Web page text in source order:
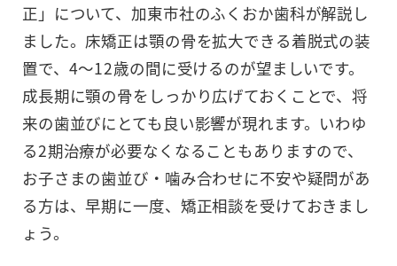
正」について、加東市社のふくおか歯科が解説し
ました。床矯正は顎の骨を拡大できる着脱式の装
置で、4～12歳の間に受けるのが望ましいです。
成長期に顎の骨をしっかり広げておくことで、将
来の歯並びにとても良い影響が現れます。いわゆ
る2期治療が必要なくなることもありますので、
お子さまの歯並び・噛み合わせに不安や疑問があ
る方は、早期に一度、矯正相談を受けておきまし
ょう。